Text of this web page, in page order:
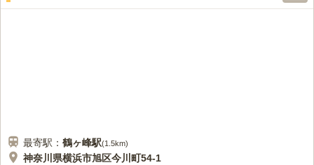
最寄駅： 鶴ヶ峰駅(1.5km)
神奈川県横浜市旭区今川町54-1